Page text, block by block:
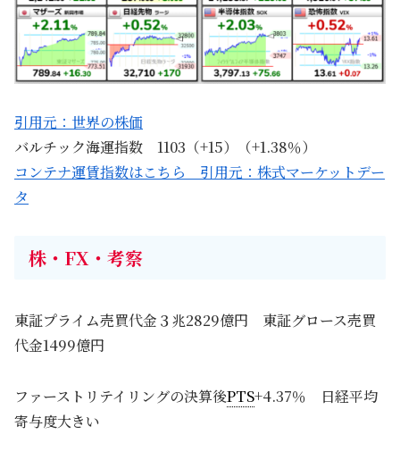
引用元：世界の株価
バルチック海運指数 1103（+15）（+1.38％）
コンテナ運賃指数はこちら 引用元：株式マーケットデー
タ
株・FX・考察
東証プライム売買代金３兆2829億円 東証グロース売買
代金1499億円
ファーストリテイリングの決算後PTS+4.37％ 日経平均
寄与度大きい